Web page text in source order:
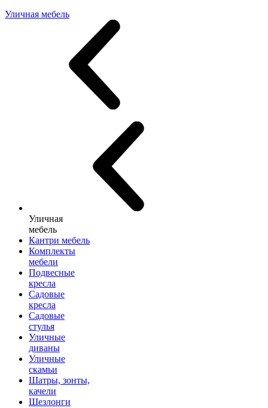
Уличная мебель
Уличная
мебель
Кантри мебель
Комплекты
мебели
Подвесные
кресла
Садовые
кресла
Садовые
стулья
Уличные
диваны
Уличные
скамьи
Шатры, зонты,
качели
Шезлонги